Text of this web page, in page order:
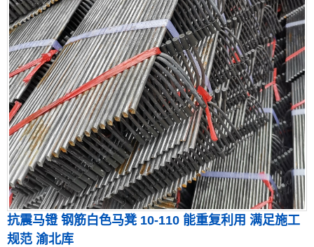
抗震马镫 钢筋白色马凳 10-110 能重复利用 满足施工
规范 渝北库